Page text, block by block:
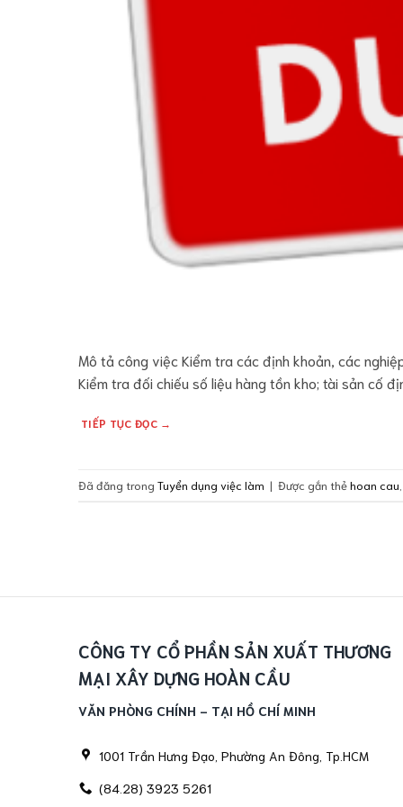
Mô tả công việc Kiểm tra các định khoản, các
Kiểm tra đối chiếu số liệu hàng tồn kho; tài sản cố
TIẾP TỤC ĐỌC →
Đã đăng trong Tuyển dụng việc làm | Được gắn thẻhoan cau
CÔNG TY CỔ PHẦN SẢN XUẤT THƯƠNG
MẠI XÂY DỰNG HOÀN CẦU
VĂN PHÒNG CHÍNH - TẠI HỒ CHÍ MINH
1001 Trần Hưng Đạo, Phường An Đông, Tp.HCM
(84.28) 3923 5261